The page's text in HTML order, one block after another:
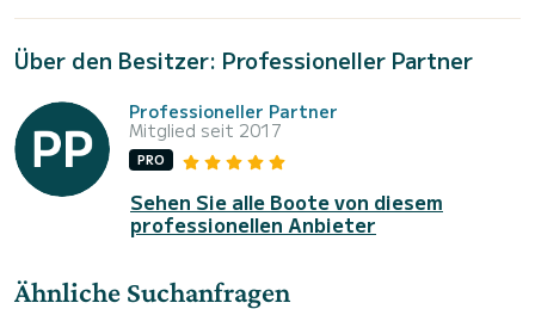
Über den Besitzer: Professioneller Partner
Professioneller Partner
Mitglied seit 2017
PRO
Sehen Sie alle Boote von diesem
professionellen Anbieter
Ähnliche Suchanfragen